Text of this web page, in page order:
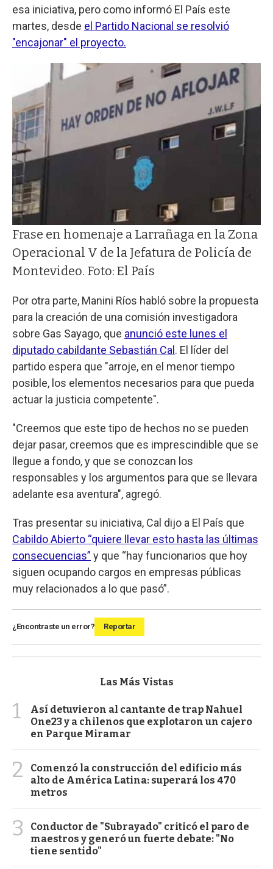
esa iniciativa, pero como informó El País este
martes, desde el Partido Nacional se resolvió
"encajonar" el proyecto.
Frase en homenaje a Larrañaga en la Zona
Operacional V de la Jefatura de Policía de
Montevideo. Foto: El País
Por otra parte, Manini Ríos habló sobre la propuesta
para la creación de una comisión investigadora
sobre Gas Sayago, que anunció este lunes el
diputado cabildante Sebastián Cal. El líder del
partido espera que "arroje, en el menor tiempo
posible, los elementos necesarios para que pueda
actuar la justicia competente".
"Creemos que este tipo de hechos no se pueden
dejar pasar, creemos que es imprescindible que se
llegue a fondo, y que se conozcan los
responsables y los argumentos para que se llevara
adelante esa aventura", agregó.
Tras presentar su iniciativa, Cal dijo a El País que
Cabildo Abierto “quiere llevar esto hasta las últimas
consecuencias” y que “hay funcionarios que hoy
siguen ocupando cargos en empresas públicas
muy relacionados a lo que pasó”.
¿Encontraste un error? Reportar
Las Más Vistas
1
Así detuvieron al cantante de trap Nahuel
One23 y a chilenos que explotaron un cajero
en Parque Miramar
2
Comenzó la construcción del edificio más
alto de América Latina: superará los 470
metros
3
Conductor de "Subrayado" criticó el paro de
maestros y generó un fuerte debate: "No
tiene sentido"